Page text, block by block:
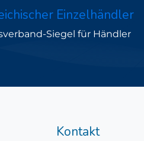
Einzelhändler
Siegel für Händler
Kontakt